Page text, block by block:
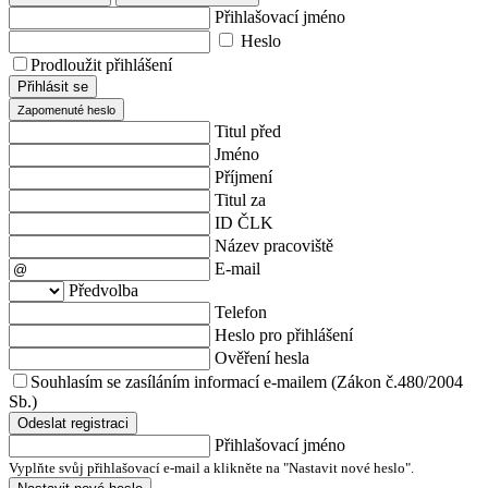
Přihlašovací jméno
Heslo
Prodloužit přihlášení
Přihlásit se
Zapomenuté heslo
Titul před
Jméno
Příjmení
Titul za
ID ČLK
Název pracoviště
E-mail
Předvolba
Telefon
Heslo pro přihlášení
Ověření hesla
Souhlasím se zasíláním informací e-mailem (Zákon č.480/2004
Sb.)
Odeslat registraci
Přihlašovací jméno
Vyplňte svůj přihlašovací e-mail a klikněte na "Nastavit nové heslo".